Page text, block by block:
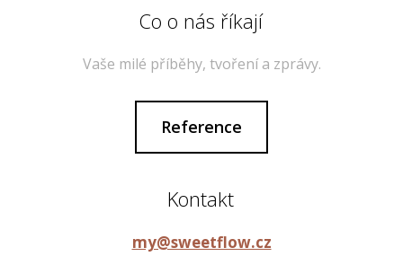
Co o nás říkají
Vaše milé příběhy, tvoření a zprávy.
Reference
Kontakt
my@sweetflow.cz